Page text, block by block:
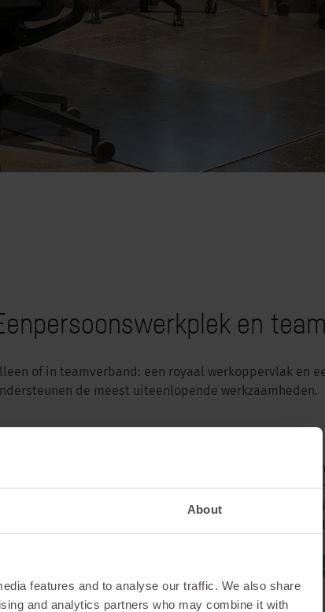
About
features and to analyse our traffic. We also share
and analytics partners who may combine it with
en
of in teamverband: een royaal werkoppervlak en
de meest uiteenlopende werkzaamheden.
Meer
indeling
basis van
u onder
NAAR